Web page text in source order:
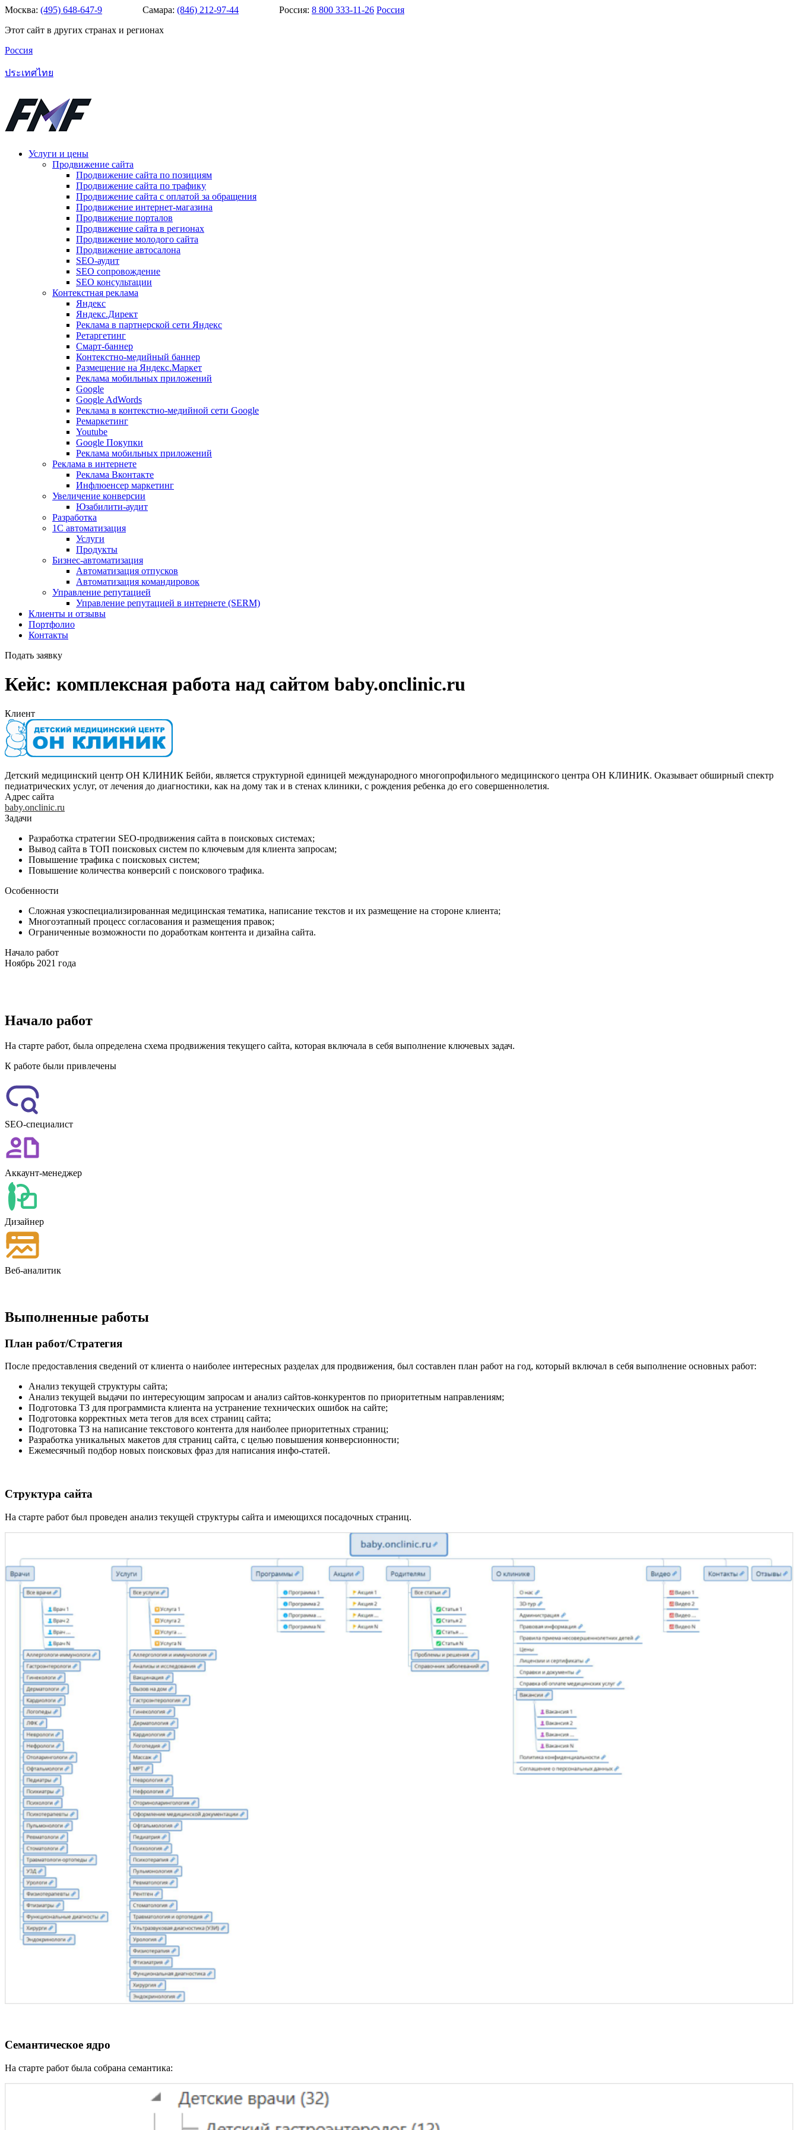
Москва: (495) 648-647-9 Самара: (846) 212-97-44 Россия: 8 800 333-11-26 Россия
Этот сайт в других странах и регионах
Россия
ประเทศไทย
Услуги и цены
Продвижение сайта
Продвижение сайта по позициям
Продвижение сайта по трафику
Продвижение сайта с оплатой за обращения
Продвижение интернет-магазина
Продвижение порталов
Продвижение сайта в регионах
Продвижение молодого сайта
Продвижение автосалона
SEO-аудит
SEO сопровождение
SEO консультации
Контекстная реклама
Яндекс
Яндекс.Директ
Реклама в партнерской сети Яндекс
Ретаргетинг
Смарт-баннер
Контекстно-медийный баннер
Размещение на Яндекс.Маркет
Реклама мобильных приложений
Google
Google AdWords
Реклама в контекстно-медийной сети Google
Ремаркетинг
Youtube
Google Покупки
Реклама мобильных приложений
Реклама в интернете
Реклама Вконтакте
Инфлюенсер маркетинг
Увеличение конверсии
Юзабилити-аудит
Разработка
1С автоматизация
Услуги
Продукты
Бизнес-автоматизация
Автоматизация отпусков
Автоматизация командировок
Управление репутацией
Управление репутацией в интернете (SERM)
Клиенты и отзывы
Портфолио
Контакты
Подать заявку
Кейс: комплексная работа над сайтом baby.onclinic.ru
Клиент
Детский медицинский центр ОН КЛИНИК Бейби, является структурной единицей международного многопрофильного медицинского центра ОН КЛИНИК. Оказывает обширный спектр
педиатрических услуг, от лечения до диагностики, как на дому так и в стенах клиники, с рождения ребенка до его совершеннолетия.
Адрес сайта
baby.onclinic.ru
Задачи
Разработка стратегии SEO-продвижения сайта в поисковых системах;
Вывод сайта в ТОП поисковых систем по ключевым для клиента запросам;
Повышение трафика с поисковых систем;
Повышение количества конверсий с поискового трафика.
Особенности
Сложная узкоспециализированная медицинская тематика, написание текстов и их размещение на стороне клиента;
Многоэтапный процесс согласования и размещения правок;
Ограниченные возможности по доработкам контента и дизайна сайта.
Начало работ
Ноябрь 2021 года
Начало работ
На старте работ, была определена схема продвижения текущего сайта, которая включала в себя выполнение ключевых задач.
К работе были привлечены
SEO-специалист
Аккаунт-менеджер
Дизайнер
Веб-аналитик
Выполненные работы
План работ/Стратегия
После предоставления сведений от клиента о наиболее интересных разделах для продвижения, был составлен план работ на год, который включал в себя выполнение основных работ:
Анализ текущей структуры сайта;
Анализ текущей выдачи по интересующим запросам и анализ сайтов-конкурентов по приоритетным направлениям;
Подготовка ТЗ для программиста клиента на устранение технических ошибок на сайте;
Подготовка корректных мета тегов для всех страниц сайта;
Подготовка ТЗ на написание текстового контента для наиболее приоритетных страниц;
Разработка уникальных макетов для страниц сайта, с целью повышения конверсионности;
Ежемесячный подбор новых поисковых фраз для написания инфо-статей.
Структура сайта
На старте работ был проведен анализ текущей структуры сайта и имеющихся посадочных страниц.
Семантическое ядро
На старте работ была собрана семантика: